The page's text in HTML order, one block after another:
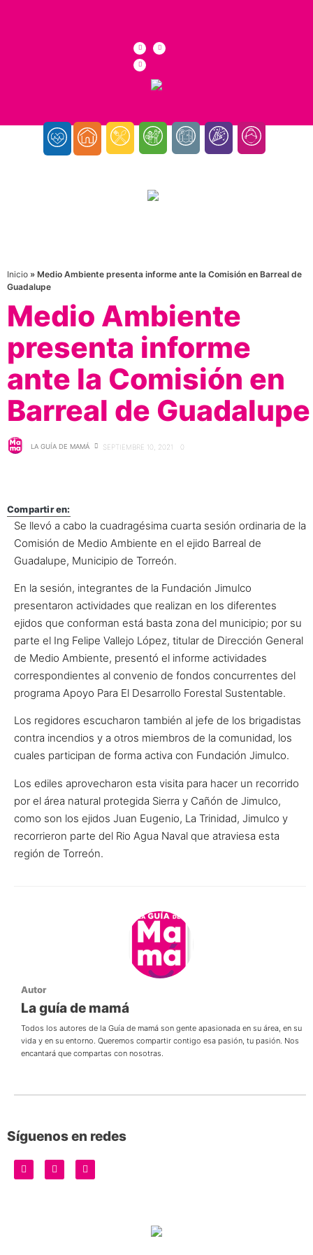
Inicio » Medio Ambiente presenta informe ante la Comisión en Barreal de
Guadalupe
Medio Ambiente
presenta informe
ante la Comisión en
Barreal de Guadalupe
LA GUÍA DE MAMÁ SEPTIEMBRE 10, 2021 0
Compartir en:
Se llevó a cabo la cuadragésima cuarta sesión ordinaria de la
Comisión de Medio Ambiente en el ejido Barreal de
Guadalupe, Municipio de Torreón.
En la sesión, integrantes de la Fundación Jimulco
presentaron actividades que realizan en los diferentes
ejidos que conforman está basta zona del municipio; por su
parte el Ing Felipe Vallejo López, titular de Dirección General
de Medio Ambiente, presentó el informe actividades
correspondientes al convenio de fondos concurrentes del
programa Apoyo Para El Desarrollo Forestal Sustentable.
Los regidores escucharon también al jefe de los brigadistas
contra incendios y a otros miembros de la comunidad, los
cuales participan de forma activa con Fundación Jimulco.
Los ediles aprovecharon esta visita para hacer un recorrido
por el área natural protegida Sierra y Cañón de Jimulco,
como son los ejidos Juan Eugenio, La Trinidad, Jimulco y
recorrieron parte del Rio Agua Naval que atraviesa esta
región de Torreón.
Autor
La guía de mamá
Todos los autores de la Guía de mamá son gente apasionada en su área, en su
vida y en su entorno. Queremos compartir contigo esa pasión, tu pasión. Nos
encantará que compartas con nosotras.
Síguenos en redes